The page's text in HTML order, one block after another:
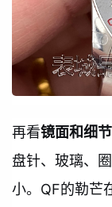
再看镜面和细节
盘针、玻璃、
小。QF的勒芒